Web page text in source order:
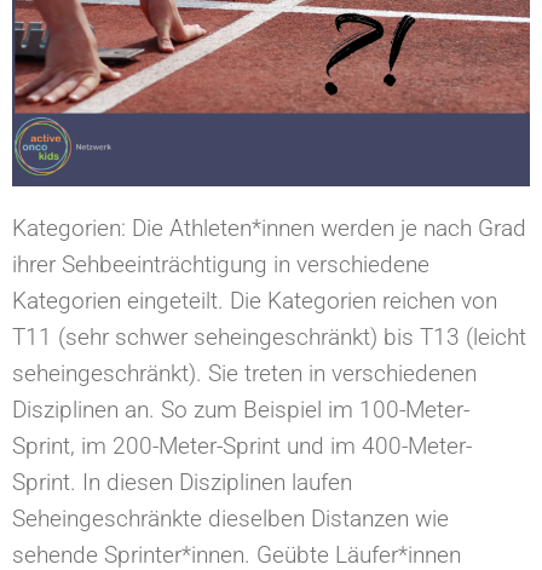
Kategorien: Die Athleten*innen werden je nach Grad
ihrer Sehbeeinträchtigung in verschiedene
Kategorien eingeteilt. Die Kategorien reichen von
T11 (sehr schwer seheingeschränkt) bis T13 (leicht
seheingeschränkt). Sie treten in verschiedenen
Disziplinen an. So zum Beispiel im 100-Meter-
Sprint, im 200-Meter-Sprint und im 400-Meter-
Sprint. In diesen Disziplinen laufen
Seheingeschränkte dieselben Distanzen wie
sehende Sprinter*innen. Geübte Läufer*innen